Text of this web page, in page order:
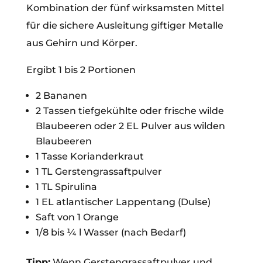
Kombination der fünf wirksamsten Mittel
für die sichere Ausleitung giftiger Metalle
aus Gehirn und Körper.
Ergibt 1 bis 2 Portionen
2 Bananen
2 Tassen tiefgekühlte oder frische wilde
Blaubeeren oder 2 EL Pulver aus wilden
Blaubeeren
1 Tasse Korianderkraut
1 TL Gerstengrassaftpulver
1 TL Spirulina
1 EL atlantischer Lappentang (Dulse)
Saft von 1 Orange
1/8 bis ¼ l Wasser (nach Bedarf)